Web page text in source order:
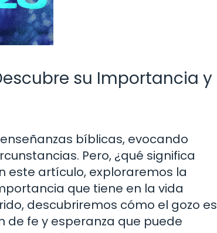
su Importancia y
bíblicas, evocando
Pero, ¿qué significa
este artículo, exploraremos la
que tiene en la vida
descubriremos cómo el gozo es
de fe y esperanza que puede